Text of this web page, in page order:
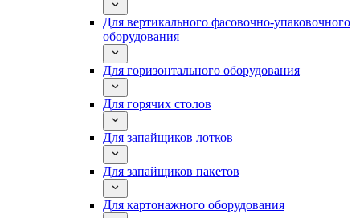
Для вертикального фасовочно-упаковочного
оборудования
Для горизонтального оборудования
Для горячих столов
Для запайщиков лотков
Для запайщиков пакетов
Для картонажного оборудования